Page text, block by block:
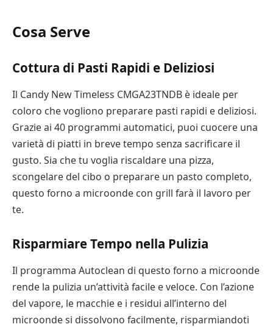
Cosa Serve
Cottura di Pasti Rapidi e Deliziosi
Il Candy New Timeless CMGA23TNDB è ideale per
coloro che vogliono preparare pasti rapidi e deliziosi.
Grazie ai 40 programmi automatici, puoi cuocere una
varietà di piatti in breve tempo senza sacrificare il
gusto. Sia che tu voglia riscaldare una pizza,
scongelare del cibo o preparare un pasto completo,
questo forno a microonde con grill farà il lavoro per
te.
Risparmiare Tempo nella Pulizia
Il programma Autoclean di questo forno a microonde
rende la pulizia un’attività facile e veloce. Con l’azione
del vapore, le macchie e i residui all’interno del
microonde si dissolvono facilmente, risparmiandoti